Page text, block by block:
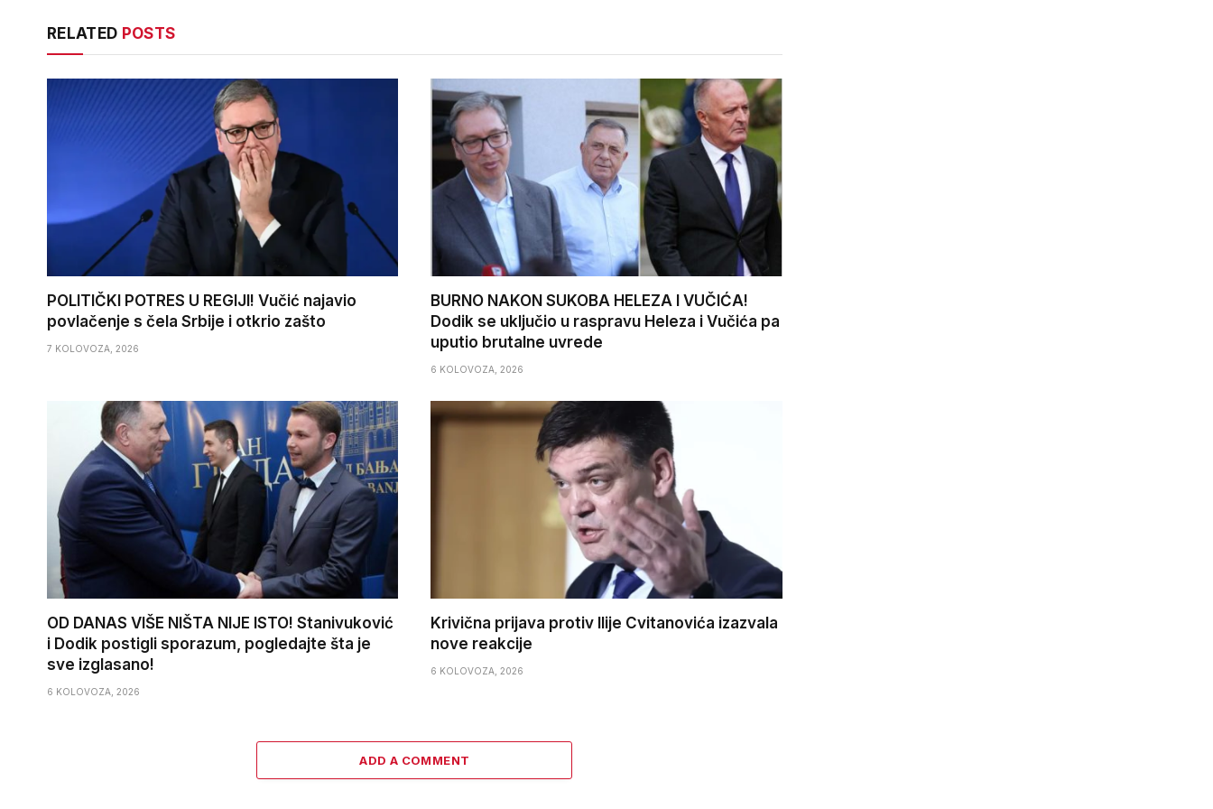
RELATED POSTS
POLITIČKI POTRES U REGIJI! Vučić najavio
povlačenje s čela Srbije i otkrio zašto
7 KOLOVOZA, 2026
BURNO NAKON SUKOBA HELEZA I VUČIĆA!
Dodik se uključio u raspravu Heleza i Vučića pa
uputio brutalne uvrede
6 KOLOVOZA, 2026
OD DANAS VIŠE NIŠTA NIJE ISTO! Stanivuković
i Dodik postigli sporazum, pogledajte šta je
sve izglasano!
6 KOLOVOZA, 2026
Krivična prijava protiv Ilije Cvitanovića izazvala
nove reakcije
6 KOLOVOZA, 2026
ADD A COMMENT